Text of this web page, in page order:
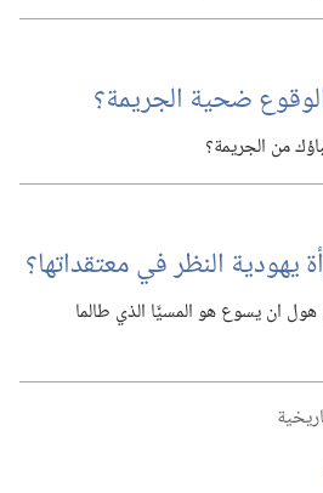
ضحية الجريمة؟‏
من الجريمة؟‏
يهودية النظر في معتقداتها؟‏
هول ان يسوع هو المسيَّا الذي طالما